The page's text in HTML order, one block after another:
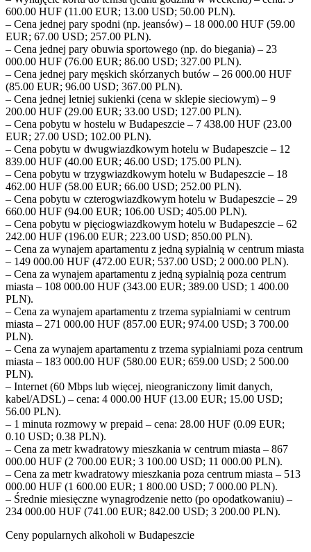
600.00 HUF (11.00 EUR; 13.00 USD; 50.00 PLN).
– Cena jednej pary spodni (np. jeansów) – 18 000.00 HUF (59.00
EUR; 67.00 USD; 257.00 PLN).
– Cena jednej pary obuwia sportowego (np. do biegania) – 23
000.00 HUF (76.00 EUR; 86.00 USD; 327.00 PLN).
– Cena jednej pary męskich skórzanych butów – 26 000.00 HUF
(85.00 EUR; 96.00 USD; 367.00 PLN).
– Cena jednej letniej sukienki (cena w sklepie sieciowym) – 9
200.00 HUF (29.00 EUR; 33.00 USD; 127.00 PLN).
– Cena pobytu w hostelu w Budapeszcie – 7 438.00 HUF (23.00
EUR; 27.00 USD; 102.00 PLN).
– Cena pobytu w dwugwiazdkowym hotelu w Budapeszcie – 12
839.00 HUF (40.00 EUR; 46.00 USD; 175.00 PLN).
– Cena pobytu w trzygwiazdkowym hotelu w Budapeszcie – 18
462.00 HUF (58.00 EUR; 66.00 USD; 252.00 PLN).
– Cena pobytu w czterogwiazdkowym hotelu w Budapeszcie – 29
660.00 HUF (94.00 EUR; 106.00 USD; 405.00 PLN).
– Cena pobytu w pięciogwiazdkowym hotelu w Budapeszcie – 62
242.00 HUF (196.00 EUR; 223.00 USD; 850.00 PLN).
– Cena za wynajem apartamentu z jedną sypialnią w centrum miasta
– 149 000.00 HUF (472.00 EUR; 537.00 USD; 2 000.00 PLN).
– Cena za wynajem apartamentu z jedną sypialnią poza centrum
miasta – 108 000.00 HUF (343.00 EUR; 389.00 USD; 1 400.00
PLN).
– Cena za wynajem apartamentu z trzema sypialniami w centrum
miasta – 271 000.00 HUF (857.00 EUR; 974.00 USD; 3 700.00
PLN).
– Cena za wynajem apartamentu z trzema sypialniami poza centrum
miasta – 183 000.00 HUF (580.00 EUR; 659.00 USD; 2 500.00
PLN).
– Internet (60 Mbps lub więcej, nieograniczony limit danych,
kabel/ADSL) – cena: 4 000.00 HUF (13.00 EUR; 15.00 USD;
56.00 PLN).
– 1 minuta rozmowy w prepaid – cena: 28.00 HUF (0.09 EUR;
0.10 USD; 0.38 PLN).
– Cena za metr kwadratowy mieszkania w centrum miasta – 867
000.00 HUF (2 700.00 EUR; 3 100.00 USD; 11 000.00 PLN).
– Cena za metr kwadratowy mieszkania poza centrum miasta – 513
000.00 HUF (1 600.00 EUR; 1 800.00 USD; 7 000.00 PLN).
– Średnie miesięczne wynagrodzenie netto (po opodatkowaniu) –
234 000.00 HUF (741.00 EUR; 842.00 USD; 3 200.00 PLN).
Ceny popularnych alkoholi w Budapeszcie